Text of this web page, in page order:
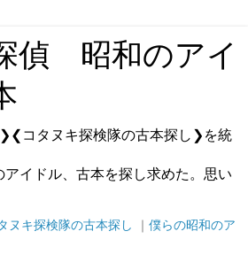
偵 昭和のアイ
コタヌキ探検隊の古本探し❯を統
イドル、古本を探し求めた。思い
ヌキ探検隊の古本探し ｜ 僕らの昭和のア